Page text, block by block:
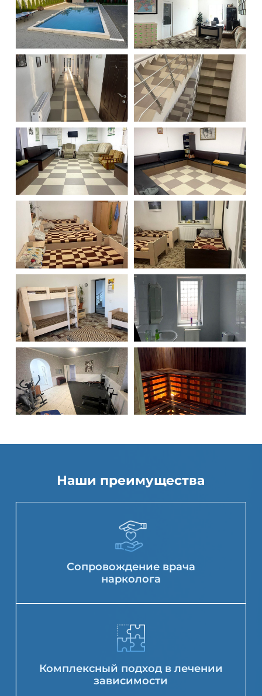
Наши преимущества
Сопровождение врача
нарколога
Комплексный подход в лечении
зависимости